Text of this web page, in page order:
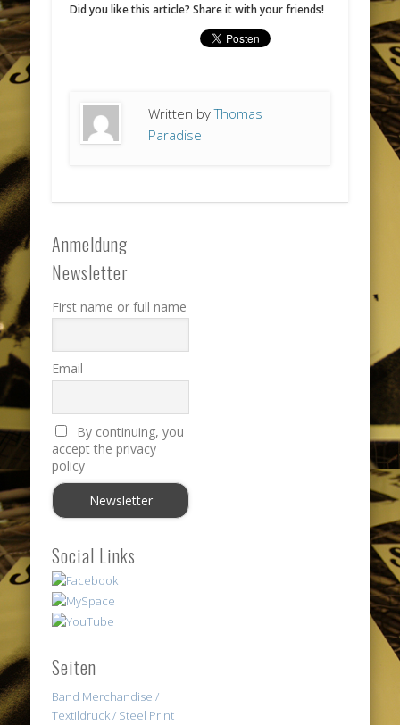
Did you like this article? Share it with your friends!
Written byThomas
Paradise
Anmeldung
Newsletter
First name or full name
Email
By continuing, you
accept the privacy
policy
Social Links
Seiten
Band Merchandise /
Textildruck / Steel Print